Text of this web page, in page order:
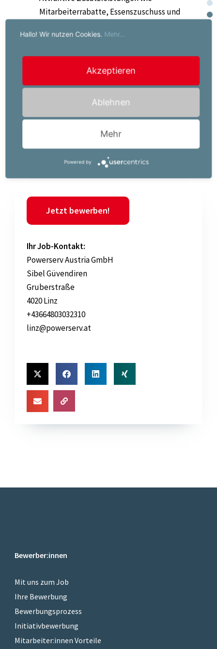
Mitarbeiterrabatte, Essenszuschuss und
Strukturierte Einschulung und
Der für diese Position vorgesehene Brutto-
Mindestverdienst beträgt EUR 45000,00 pro Jahr. Bei
entsprechender Qualifikation oder Berufserfahrung
ist eine Überzahlung möglich.
Jetzt bewerben!
Ihr Job-Kontakt:
Powerserv Austria GmbH
Sibel Güvendiren
Gruberstraße
4020 Linz
+43664803032310
linz@powerserv.at
Bewerber:innen
Mit uns zum Job
Ihre Bewerbung
Bewerbungsprozess
Initiativbewerbung
Mitarbeiter:innen Vorteile
Hallo! Wir nutzen Cookies. Mehr...
Akzeptieren
Ablehnen
Mehr
Powered by